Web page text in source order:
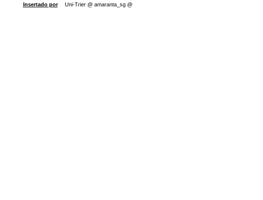
Insertado por
Uni-Trier @ amaranta_sg @